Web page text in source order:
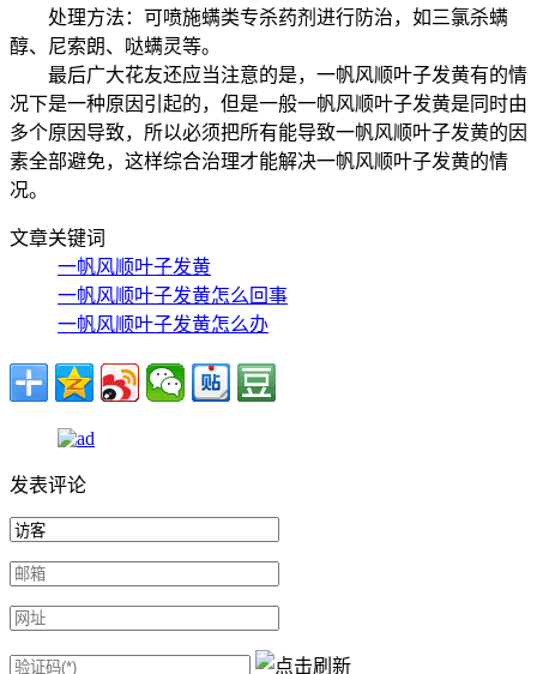
处理方法：可喷施螨类专杀药剂进行防治，如三氯杀螨
醇、尼索朗、哒螨灵等。
最后广大花友还应当注意的是，一帆风顺叶子发黄有的情
况下是一种原因引起的，但是一般一帆风顺叶子发黄是同时由
多个原因导致，所以必须把所有能导致一帆风顺叶子发黄的因
素全部避免，这样综合治理才能解决一帆风顺叶子发黄的情
况。
文章关键词
一帆风顺叶子发黄
一帆风顺叶子发黄怎么回事
一帆风顺叶子发黄怎么办
发表评论